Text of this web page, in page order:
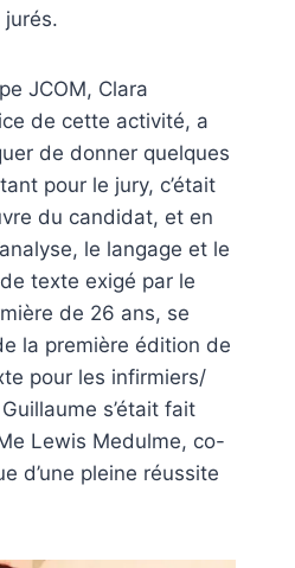
JCOM, Clara
de cette activité, a
de donner quelques
pour le jury, c’était
du candidat, et en
le langage et le
texte exigé par le
de 26 ans, se
la première édition de
pour les infirmiers/
s’était fait
Lewis Medulme, co-
d’une pleine réussite